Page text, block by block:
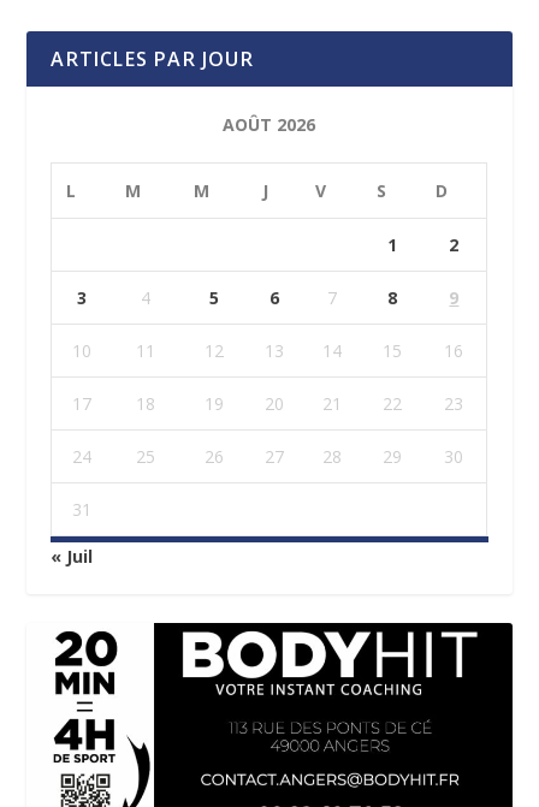
ARTICLES PAR JOUR
AOÛT 2026
L M M J V S D
1 2
3 4 5 6 7 8 9
10 11 12 13 14 15 16
17 18 19 20 21 22 23
24 25 26 27 28 29 30
31
« Juil